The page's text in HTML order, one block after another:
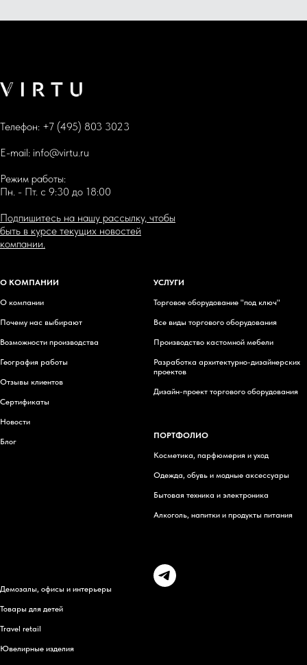
Телефон: +7 (495) 803 3023
E-mail: info@virtu.ru
Режим работы:
Пн. - Пт. с 9:30 до 18:00
Подпишитесь на нашу рассылку, чтобы
быть в курсе текущих новостей
компании.
О КОМПАНИИ
О компании
Почему нас выбирают
Возможности производства
География работы
Отзывы клиентов
Сертификаты
Новости
Блог
УСЛУГИ
Торговое оборудование "под ключ"
Все виды торгового оборудования
Производство кастомной мебели
Разработка архитектурно-дизайнерских
проектов
Дизайн-проект торгового оборудования
ПОРТФОЛИО
Косметика, парфюмерия и уход
Одежда, обувь и модные аксессуары
Бытовая техника и электроника
Алкоголь, напитки и продукты питания
Демозалы, офисы и интерьеры
Товары для детей
Travel retail
Ювелирные изделия